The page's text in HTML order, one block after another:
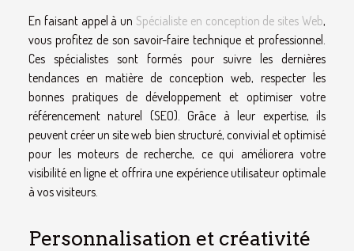
En faisant appel à un Spécialiste en conception de sites Web,
vous profitez de son savoir-faire technique et professionnel.
Ces spécialistes sont formés pour suivre les dernières
tendances en matière de conception web, respecter les
bonnes pratiques de développement et optimiser votre
référencement naturel (SEO). Grâce à leur expertise, ils
peuvent créer un site web bien structuré, convivial et optimisé
pour les moteurs de recherche, ce qui améliorera votre
visibilité en ligne et offrira une expérience utilisateur optimale
à vos visiteurs.
Personnalisation et créativité